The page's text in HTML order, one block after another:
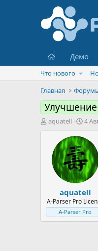
Главная
Демо
Что нового
Главная
Улучшение
А
aquatell
Д
т
а
н
а
ч
а
л
а
4
aquatell
A-Parser Pro
A-Parser Pro